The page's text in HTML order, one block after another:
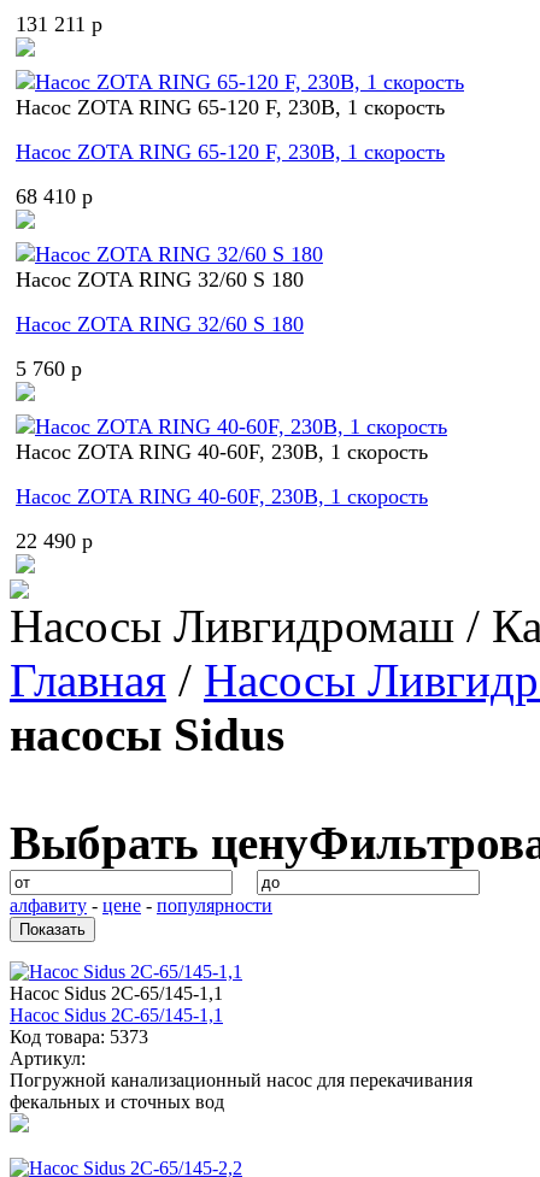
131 211 p
Насос ZOTA RING 65-120 F, 230В, 1 скорость
Насос ZOTA RING 65-120 F, 230В, 1 скорость
68 410 p
Насос ZOTA RING 32/60 S 180
Насос ZOTA RING 32/60 S 180
5 760 p
Насос ZOTA RING 40-60F, 230В, 1 скорость
Насос ZOTA RING 40-60F, 230В, 1 скорость
22 490 p
Насосы Ливгидромаш /
Главная / Насосы
насосы Sidus
Выбрать цену
алфавиту - цене - популярности
Насос Sidus 2C-65/145-1,1
Насос Sidus 2C-65/145-1,1
Код товара: 5373
Артикул:
Погружной канализационный насос для перекачивания
фекальных и сточных вод